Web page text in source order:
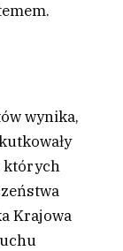
wynika,
których
Krajowa